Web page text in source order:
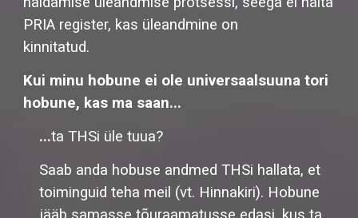
PRIA register, kas üleandmine on
kinnitatud.
Kui minu hobune ei ole universaalsuuna tori
hobune, kas ma saan...
...ta THSi üle tuua?
Saab anda hobuse andmed THSi hallata, et
toiminguid teha meil (vt. Hinnakiri). Hobune